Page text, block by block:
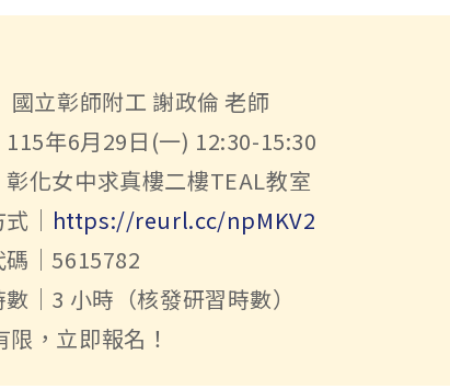
國立彰師附工 謝政倫 老師
115年6月29日(一) 12:30-15:30
化女中求真樓二樓TEAL教室
｜ https://reurl.cc/npMKV2
｜5615782
｜3 小時（核發研習時數）
，立即報名！